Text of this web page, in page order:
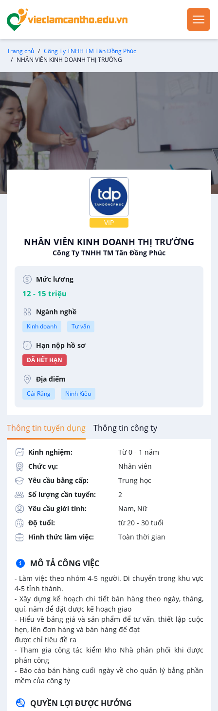
Trang chủ
Công Ty TNHH TM Tân Đồng Phúc
NHÂN VIÊN KINH DOANH THỊ TRƯỜNG
VIP
NHÂN VIÊN KINH DOANH THỊ TRƯỜNG
Công Ty TNHH TM Tân Đồng Phúc
Mức lương
12 - 15 triệu
Ngành nghề
Kinh doanh Tư vấn
Hạn nộp hồ sơ
ĐÃ HẾT HẠN
Địa điểm
Cái Răng Ninh Kiều
Thông tin tuyển dụng Thông tin công ty
Kinh nghiệm:
Từ 0 - 1 năm
Chức vụ:
Nhân viên
Yêu cầu bằng cấp:
Trung học
Số lượng cần tuyển:
2
Yêu cầu giới tính:
Nam, Nữ
Độ tuổi:
từ 20 - 30 tuổi
Hình thức làm việc:
Toàn thời gian
MÔ TẢ CÔNG VIỆC
- Làm việc theo nhóm 4-5 người. Di chuyển trong khu vực
4-5 tỉnh thành.
- Xây dựng kế hoạch chi tiết bán hàng theo ngày, tháng,
quí, năm để đặt được kế hoạch giao
- Hiểu về bảng giá và sản phẩm để tư vấn, thiết lập cuộc
hẹn, lên đơn hàng và bán hàng để đạt
được chỉ tiêu đề ra
- Tham gia công tác kiểm kho Nhà phân phối khi được
phân công
- Báo cáo bán hàng cuối ngày về cho quản lý bằng phần
mềm của công ty
QUYỀN LỢI ĐƯỢC HƯỞNG